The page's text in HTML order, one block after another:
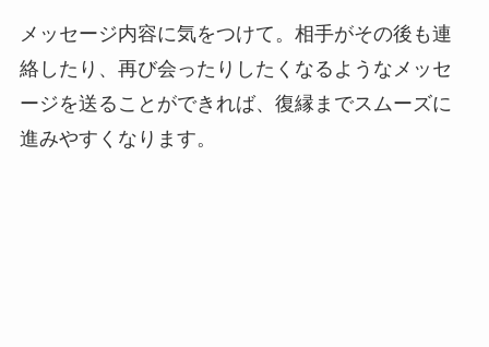
メッセージ内容に気をつけて。相手がその後も連
絡したり、再び会ったりしたくなるようなメッセ
ージを送ることができれば、復縁までスムーズに
進みやすくなります。